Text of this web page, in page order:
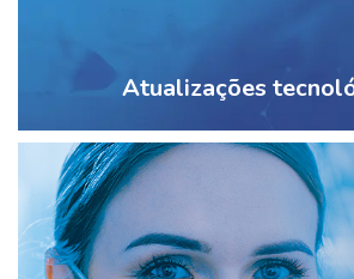
Atualizações